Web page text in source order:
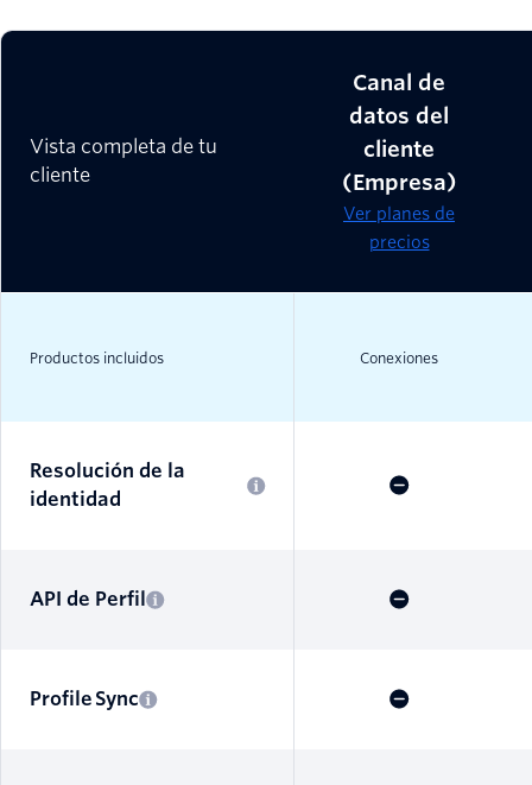
Vista completa de tu
cliente
Canal de
datos del
cliente
(Empresa)
Ver planes de
precios
Productos incluidos Conexiones
Resolución de la
identidad
API de Perfil
Profile Sync